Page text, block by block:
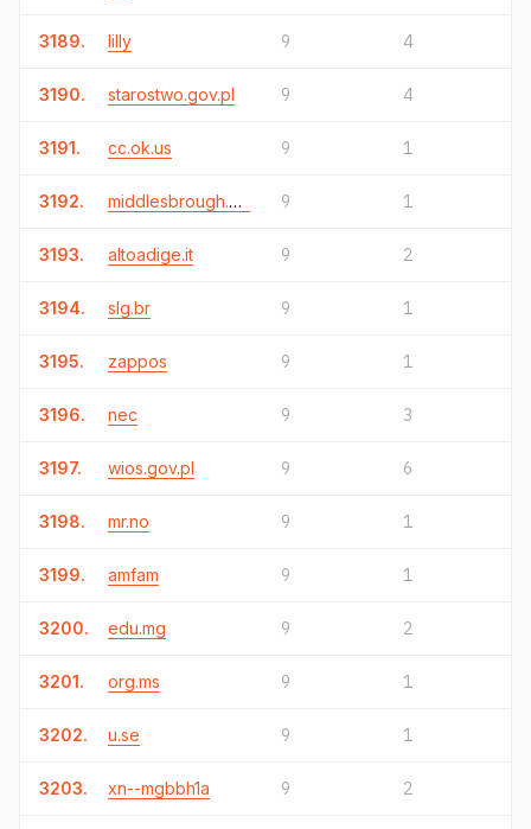
3189. lilly 9 4
3190. starostwo.gov.pl 9 4
3191. cc.ok.us 9 1
3192. middlesbrough.sch.uk 9 1
3193. altoadige.it 9 2
3194. slg.br 9 1
3195. zappos 9 1
3196. nec 9 3
3197. wios.gov.pl 9 6
3198. mr.no 9 1
3199. amfam 9 1
3200. edu.mg 9 2
3201. org.ms 9 1
3202. u.se 9 1
3203. xn--mgbbh1a 9 2